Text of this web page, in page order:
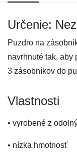
Určenie:
Puzdro na
navrhnuté tak,
3 zásobníkov do
Vlastnosti
• vyrobené z
• nízka hmotnosť